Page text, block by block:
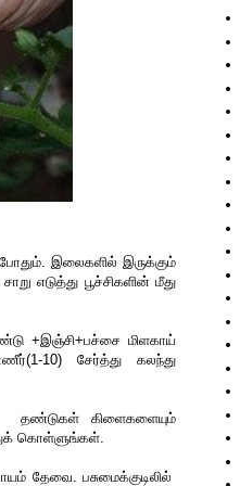
இலைகளில் இருக்கும்
எடுத்து பூச்சிகளின் மீது
+இஞ்சி+பச்சை மிளகாய்
10) சேர்த்து கலந்து
தண்டுகள் கிளைகளையும்
கொள்ளுங்கள்.
தேவை. பசுமைக்குடிலில்